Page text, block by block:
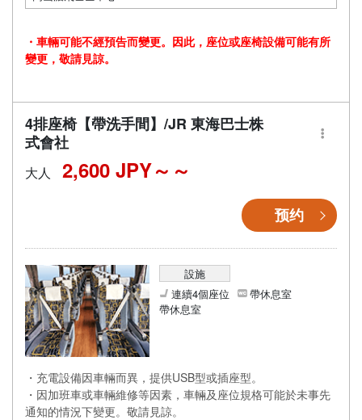
・車輛可能不經預告而變更。因此，座位或座椅設備可能有所
變更，敬請見諒。
4排座椅【帶洗手間】/JR 東海巴士株
式會社
大人 2,600 JPY～
预约
設施
連續4個座位
帶休息室
帶休息室
・充電設備因車輛而異，提供USB型或插座型。
・因加班車或車輛維修等因素，車輛及座位規格可能於未事先
通知的情況下變更。敬請見諒。